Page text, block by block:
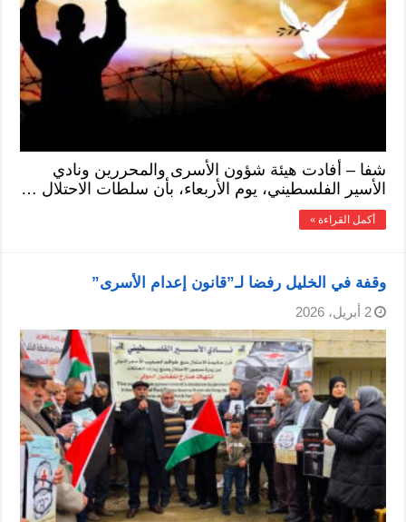
شفا – أفادت هيئة شؤون الأسرى والمحررين ونادي
الأسير الفلسطيني، يوم الأربعاء، بأن سلطات الاحتلال …
أكمل القراءة »
وقفة في الخليل رفضا لـ”قانون إعدام الأسرى”
2 أبريل، 2026